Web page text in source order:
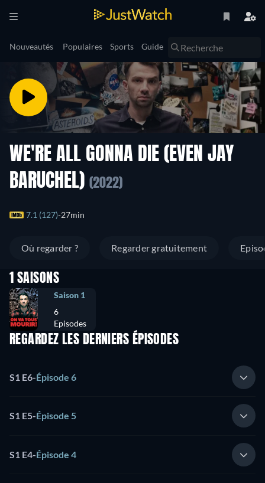
Nouveautés Populaires Sports Guide
WE'RE ALL GONNA DIE (EVEN JAY
BARUCHEL) (2022)
7.1 (127) 27min
Où regarder ? Regarder gratuitement
1 SAISONS
Saison 1
6
Episodes
REGARDEZ LES DERNIERS ÉPISODES
S1 E6-Épisode 6
S1 E5-Épisode 5
S1 E4-Épisode 4